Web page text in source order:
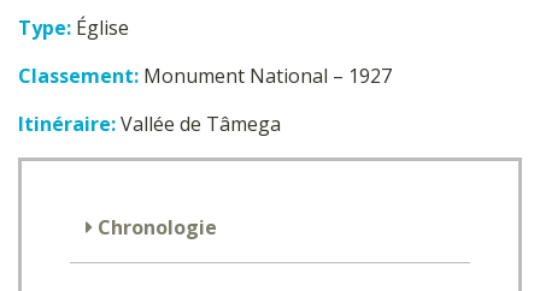
Type: Église
Classement: Monument National – 1927
Itinéraire:Vallée de Tâmega
Chronologie